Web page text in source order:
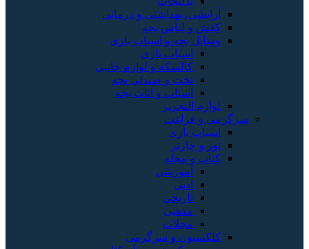
آرایشی، بهداشتی و درمانی
کفش و لباس بچه
وسایل بچه و اسباب بازی
اسباب بازی
کالسکه و لوازم جانبی
تخت و صندلی بچه
اسباب و اثاث بچه
لوازم التحریر
سرگرمی و فراغت
اسباب‌ بازی
تور و چارتر
کتاب و مجله
آموزشی
ادبی
تاریخی
مذهبی
مجلات
کلکسیون و سرگرمی